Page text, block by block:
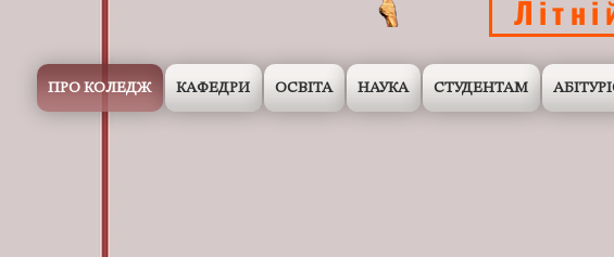
ПРО КОЛЕДЖ КАФЕДРИ ОСВІТА НАУКА СТУДЕНТАМ